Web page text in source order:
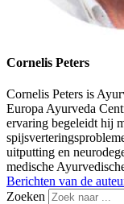
Cornelis Peters
Cornelis Peters is
Europa Ayurveda
ervaring begeleidt hij
uitputting en
medische
Berichten van de
Zoeken